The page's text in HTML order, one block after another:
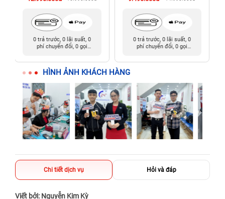
0 trả trước, 0 lãi suất, 0
phí chuyển đổi, 0 gọi
0 trả trước, 0 lãi suất, 0
phí chuyển đổi, 0 gọi
HÌNH ẢNH KHÁCH HÀNG
Chi tiết dịch vụ Hỏi và đáp
Viết bởi: Nguyễn Kim Kỳ